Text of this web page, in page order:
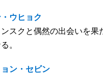
ウヒョク
スクと偶然の出会いを
。
ョン・セビン